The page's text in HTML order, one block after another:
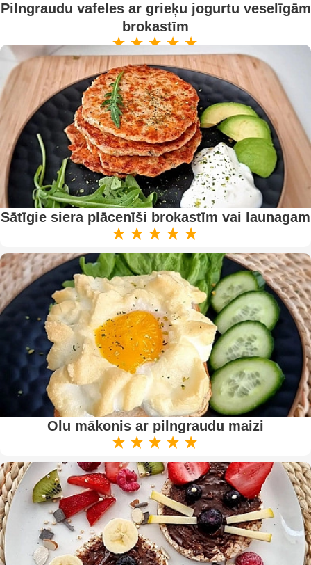
Pilngraudu vafeles ar grieķu jogurtu veselīgām
brokastīm
Sātīgie siera plācenīši brokastīm vai launagam
Olu mākonis ar pilngraudu maizi